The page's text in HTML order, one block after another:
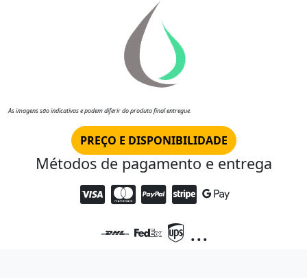
As imagens são indicativas e podem diferir do produto final entregue.
PREÇO E DISPONIBILIDADE
Métodos de pagamento e entrega
...